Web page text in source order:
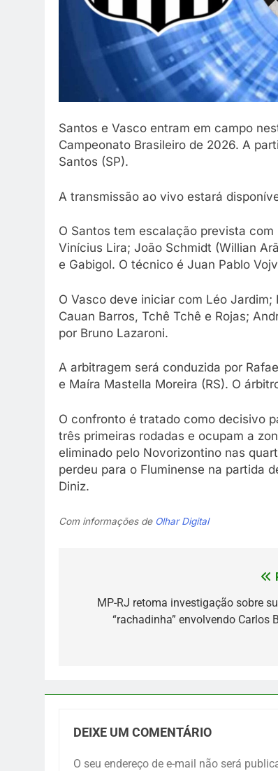
Santos e Vasco entram em campo
Campeonato Brasileiro de 2026. A
Santos (SP).
A transmissão ao vivo estará
O Santos tem escalação prevista
Vinícius Lira; João Schmidt (Willian
e Gabigol. O técnico é Juan Pablo
O Vasco deve iniciar com Léo Jardim;
Cauan Barros, Tchê Tchê e Rojas;
por Bruno Lazaroni.
A arbitragem será conduzida por
e Maíra Mastella Moreira (RS). O
O confronto é tratado como decisivo
três primeiras rodadas e ocupam a
eliminado pelo Novorizontino nas
perdeu para o Fluminense na partida
Diniz.
Com informações de Olhar Digital
MP-RJ retoma investigação sobre
“rachadinha” envolvendo Carlos
DEIXE UM COMENTÁRIO
O seu endereço de e-mail não será